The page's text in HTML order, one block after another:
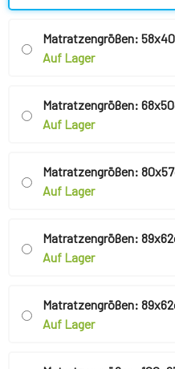
Matratzengrößen:
Auf Lager
Matratzengrößen:
Auf Lager
Matratzengrößen:
Auf Lager
Matratzengrößen:
Auf Lager
Matratzengrößen:
Auf Lager